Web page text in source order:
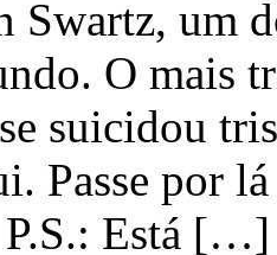
Swartz, um
O mais
suicidou
Passe por
P.S.: Está […]